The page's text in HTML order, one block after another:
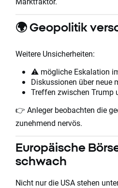
🌍 Geopolitik
Weitere Unsicherheiten:
⚠️ mögliche Eskalation
Diskussionen über neue
Treffen zwischen Trump
👉 Anleger beobachten die
zunehmend nervös.
Europäische
schwach
Nicht nur die USA stehen